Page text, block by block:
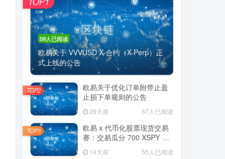
59人已阅读
欧易关于 VVVUSD X-合约（X-Perp）正
式上线的公告
欧易关于优化订单附带止盈
止损下单规则的公告
29天前 57人已阅读
TOP2
欧易 x 代币化股票现货交易
赛：交易瓜分 700 XSPY 奖
14天前 55人已阅读
TOP3